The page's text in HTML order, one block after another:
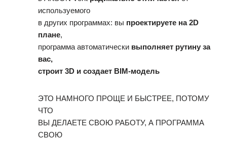
используемого
в других программах: вы проектируете на 2D
плане,
программа автоматически выполняет рутину за
вас,
строит 3D и создает BIM-модель
ЭТО НАМНОГО ПРОЩЕ И БЫСТРЕЕ, ПОТОМУ
ЧТО
ВЫ ДЕЛАЕТЕ СВОЮ РАБОТУ, А ПРОГРАММА
СВОЮ